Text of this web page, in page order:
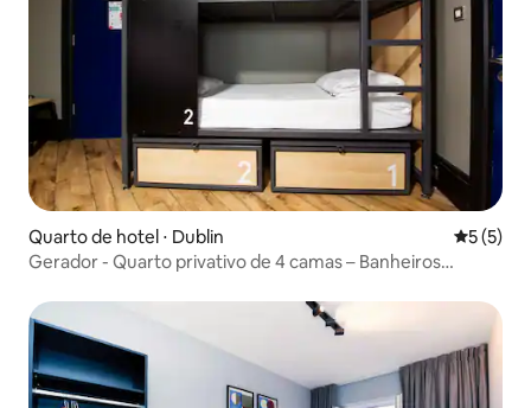
Quarto de hotel ⋅ Dublin 5 de
5 (5)
Gerador - Quarto privativo de 4 camas – Banheiros